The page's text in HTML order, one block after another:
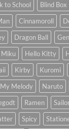
to School Blind Box
Cinnamoroll
Dragon Ball
Hello Kitty
Kirby Kuromi
My Melody Naruto
Ramen
Spicy